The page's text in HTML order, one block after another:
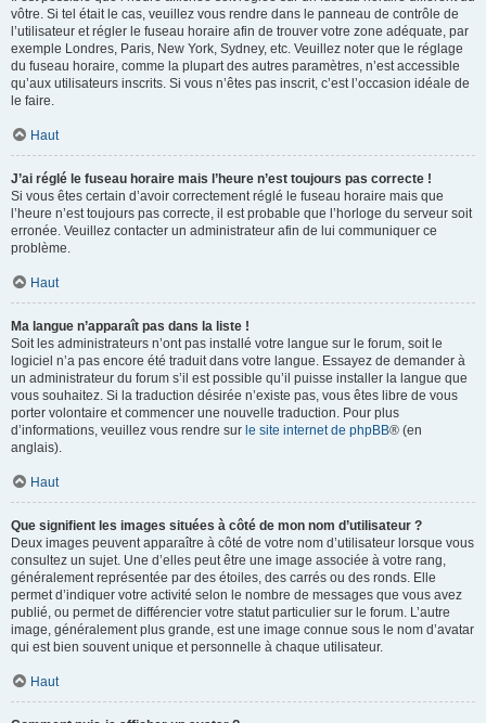
vôtre. Si tel était le cas, veuillez vous rendre dans le panneau de contrôle de
l’utilisateur et régler le fuseau horaire afin de trouver votre zone adéquate, par
exemple Londres, Paris, New York, Sydney, etc. Veuillez noter que le réglage
du fuseau horaire, comme la plupart des autres paramètres, n’est accessible
qu’aux utilisateurs inscrits. Si vous n’êtes pas inscrit, c’est l’occasion idéale de
le faire.
Haut
J’ai réglé le fuseau horaire mais l’heure n’est toujours pas correcte !
Si vous êtes certain d’avoir correctement réglé le fuseau horaire mais que
l’heure n’est toujours pas correcte, il est probable que l’horloge du serveur soit
erronée. Veuillez contacter un administrateur afin de lui communiquer ce
problème.
Haut
Ma langue n’apparaît pas dans la liste !
Soit les administrateurs n’ont pas installé votre langue sur le forum, soit le
logiciel n’a pas encore été traduit dans votre langue. Essayez de demander à
un administrateur du forum s’il est possible qu’il puisse installer la langue que
vous souhaitez. Si la traduction désirée n’existe pas, vous êtes libre de vous
porter volontaire et commencer une nouvelle traduction. Pour plus
d’informations, veuillez vous rendre sur le site internet de phpBB® (en
anglais).
Haut
Que signifient les images situées à côté de mon nom d’utilisateur ?
Deux images peuvent apparaître à côté de votre nom d’utilisateur lorsque vous
consultez un sujet. Une d’elles peut être une image associée à votre rang,
généralement représentée par des étoiles, des carrés ou des ronds. Elle
permet d’indiquer votre activité selon le nombre de messages que vous avez
publié, ou permet de différencier votre statut particulier sur le forum. L’autre
image, généralement plus grande, est une image connue sous le nom d’avatar
qui est bien souvent unique et personnelle à chaque utilisateur.
Haut